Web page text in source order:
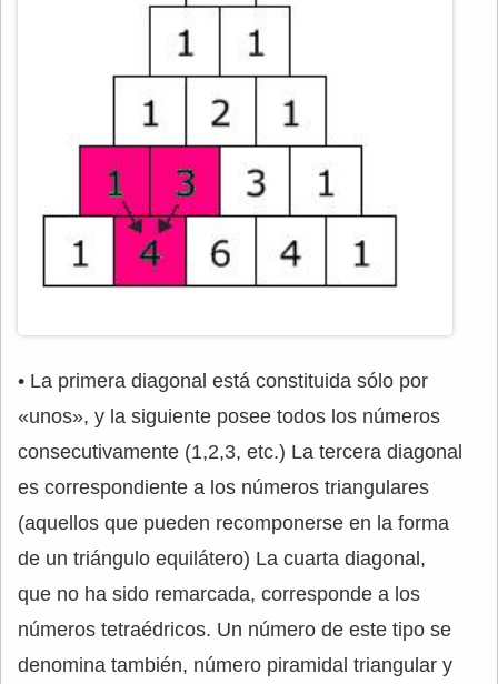
• La primera diagonal está constituida sólo por
«unos», y la siguiente posee todos los números
consecutivamente (1,2,3, etc.) La tercera diagonal
es correspondiente a los números triangulares
(aquellos que pueden recomponerse en la forma
de un triángulo equilátero) La cuarta diagonal,
que no ha sido remarcada, corresponde a los
números tetraédricos. Un número de este tipo se
denomina también, número piramidal triangular y